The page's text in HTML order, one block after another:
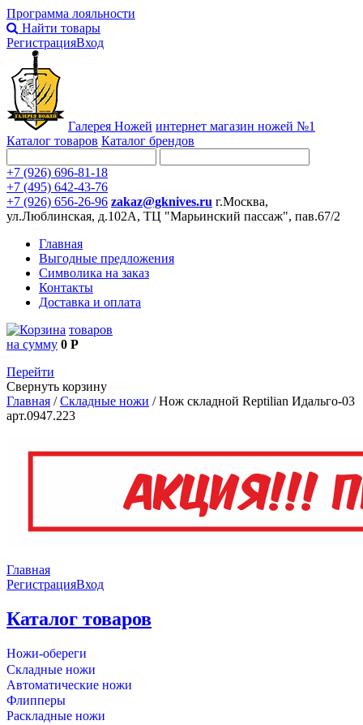
Программа лояльности
Найти товары
РегистрацияВход
Галерея Ножей интернет магазин ножей №1
Каталог товаров Каталог брендов
+7 (926) 696-81-18
+7 (495) 642-43-76
+7 (926) 656-26-96 zakaz@gknives.ru г.Москва,
ул.Люблинская, д.102А, ТЦ "Марьинский пассаж", пав.67/2
Главная
Выгодные предложения
Символика на заказ
Контакты
Доставка и оплата
товаров
на сумму 0 Р
Перейти
Свернуть корзину
Главная /Складные ножи /Нож складной Reptilian Идальго-03
арт.0947.223
Главная
РегистрацияВход
Каталог товаров
Ножи-обереги
Складные ножи
Автоматические ножи
Флипперы
Раскладные ножи